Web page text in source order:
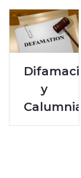
y